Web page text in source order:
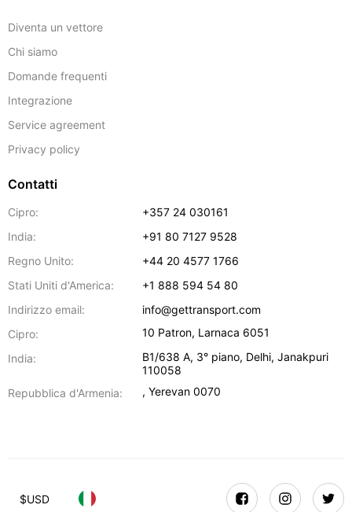
Diventa un vettore
Chi siamo
Domande frequenti
Integrazione
Service agreement
Privacy policy
Contatti
Cipro:
+357 24 030161
India:
+91 80 7127 9528
Regno Unito:
+44 20 4577 1766
Stati Uniti d'America:
+1 888 594 54 80
Indirizzo email:
info@gettransport.com
Cipro:
10 Patron, Larnaca 6051
India:
B1/638 A, 3° piano, Delhi,Janakpuri
110058
Repubblica d'Armenia:
,Yerevan 0070
$USD